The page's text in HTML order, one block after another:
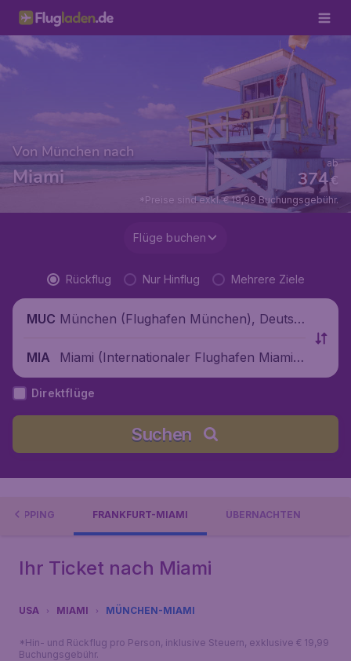
Von München nach
Miami €
374
ab
*Preise sind exkl. € 19,99 Buchungsgebühr.
Flüge buchen
Rückflug Nur Hinflug Mehrere Ziele
MUC München (Flughafen München), Deutsc
MIA
Miami (Internationaler Flughafen Miami),
Vereinigte Staaten
Direktflüge
Suchen
SHOPPING FRANKFURT-MIAMI ÜBERNACHTEN
Ihr Ticket nach Miami
USA MIAMI MÜNCHEN-MIAMI
*Hin- und Rückflug pro Person, inklusive Steuern, exklusive € 19,99
Buchungsgebühr.